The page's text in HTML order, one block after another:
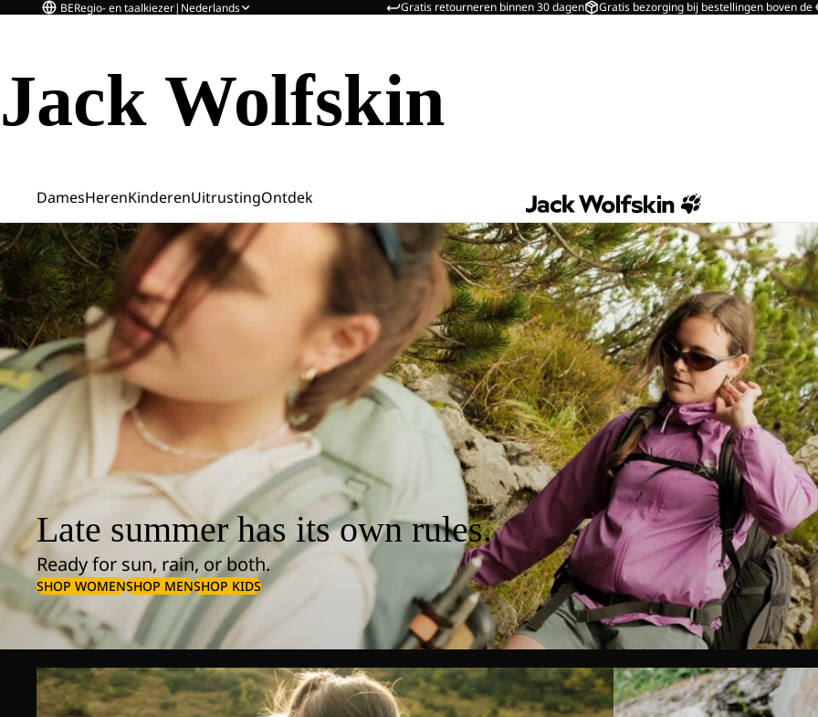
Gratis retourneren binnen 30 dagen Gratis bezorging bij bestellingen boven de
BERegio- en taalkiezer| Nederlands
Jack Wolfskin
DamesHerenKinderenUitrustingOntdek
Late summer has its own rules.
Ready for sun, rain, or both.
SHOP WOMENSHOP MENSHOP KIDS